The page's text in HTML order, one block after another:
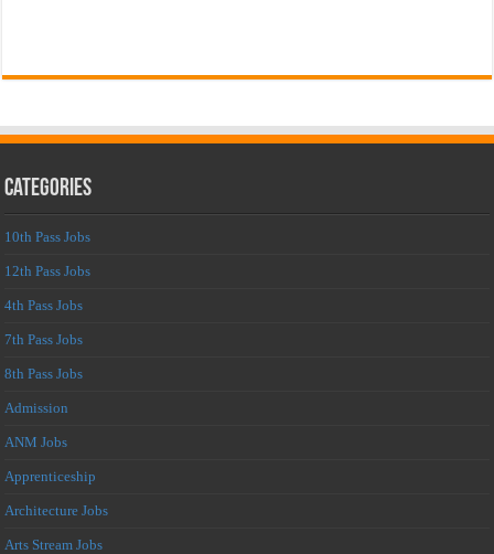
Categories
10th Pass Jobs
12th Pass Jobs
4th Pass Jobs
7th Pass Jobs
8th Pass Jobs
Admission
ANM Jobs
Apprenticeship
Architecture Jobs
Arts Stream Jobs